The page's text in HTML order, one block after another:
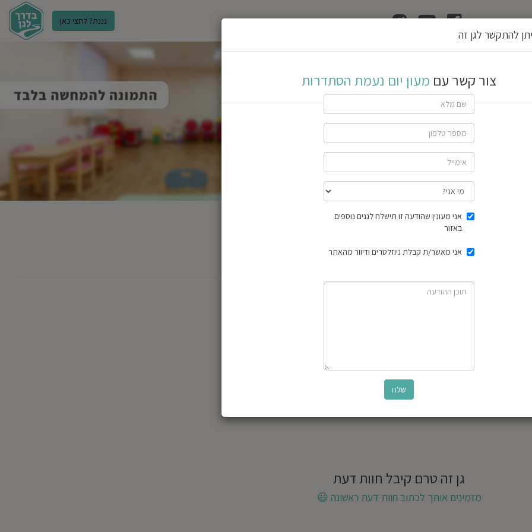
גננת? לחצי כאן
הוצאת רשיון גן
חוות דעת
גן זה טרם קיבל חוות דעת
מזמינים אותך לכתוב חוות דעת ראשונה 😃
להתקשר לגן זה
צור קשר עם מעון יום נעמת הסתדרות
אני מעונין שהודעה זו תישלח לגנים נוספים
באזור
אני מאשר/ת קבלת ניוזלטרים ודיוור מהאתר